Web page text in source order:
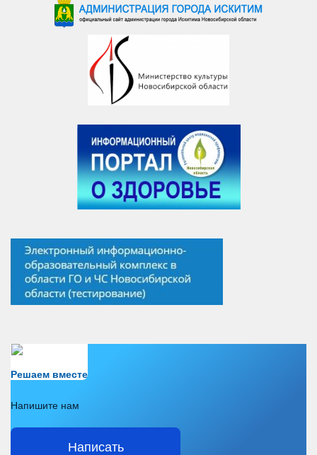
Решаем вместе
Напишите нам
Написать